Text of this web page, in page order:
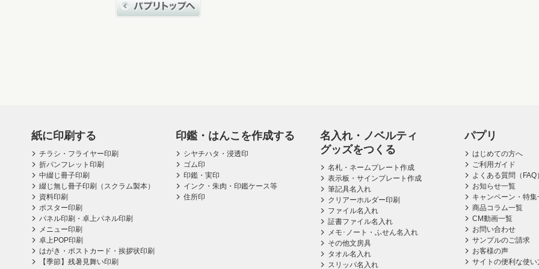
紙に印刷する
チラシ・フライヤー印刷
折パンフレット印刷
中綴じ冊子印刷
綴じ無し冊子印刷（スクラム製本）
資料印刷
ポスター印刷
パネル印刷・卓上パネル印刷
メニュー印刷
卓上POP印刷
はがき・ポストカード・挨拶状印刷
【季節】残暑見舞い印刷
印鑑・はんこを作成する
シヤチハタ・浸透印
ゴム印
印鑑・実印
インク・朱肉・印鑑ケース等
住所印
名入れ・ノベルティ
グッズをつくる
名札・ネームプレート作成
表示板・サインプレート作成
筆記具名入れ
クリアーホルダー印刷
ファイル名入れ
証書ファイル名入れ
メモ･ノート・ふせん名入れ
その他文房具
タオル名入れ
スリッパ名入れ
パプリ
はじめての方へ
ご利用ガイド
よくある質問（FAQ
お知らせ一覧
キャンペーン・特集
商品コラム一覧
CM動画一覧
お問い合わせ
サンプルのご請求
お客様の声
サイトの便利な使い